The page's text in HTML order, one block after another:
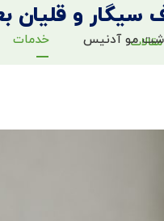
مو آدنیس خدمات
سیگار و قلیان
مقالات